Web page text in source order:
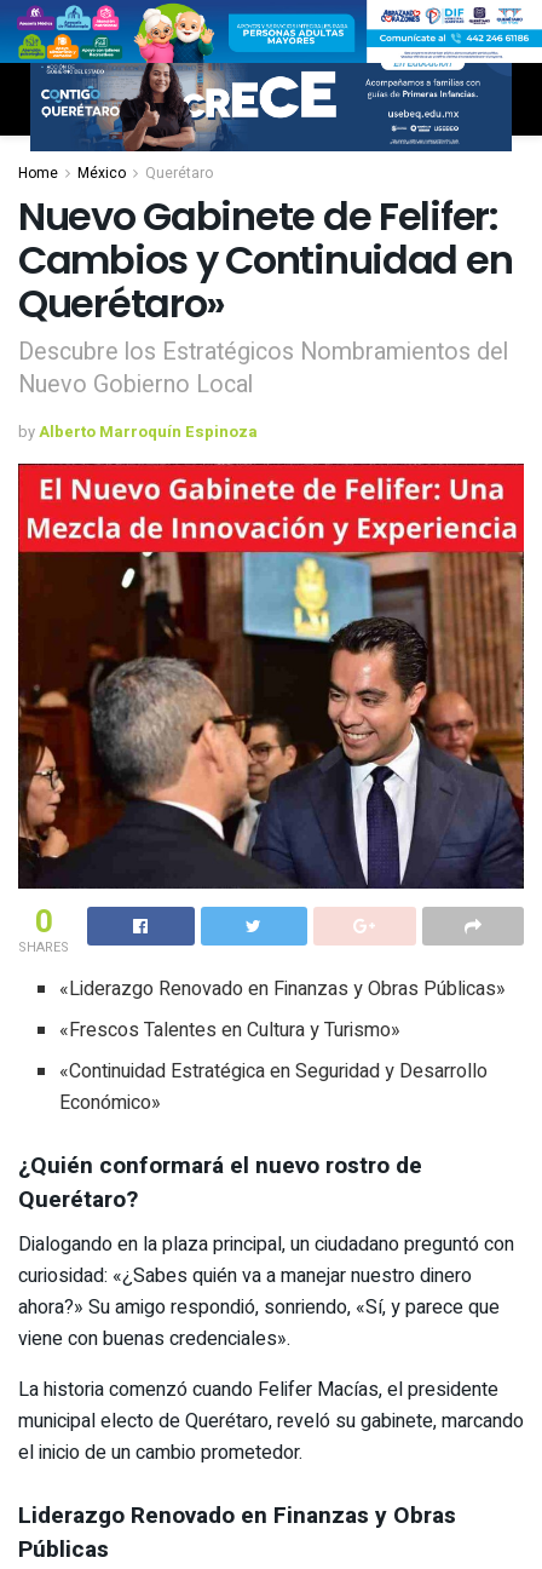
Home México Querétaro
Nuevo Gabinete de Felifer:
Cambios y Continuidad en
Querétaro»
Descubre los Estratégicos Nombramientos del
Nuevo Gobierno Local
byAlberto Marroquín Espinoza
0
SHARES
«Liderazgo Renovado en Finanzas y Obras Públicas»
«Frescos Talentes en Cultura y Turismo»
«Continuidad Estratégica en Seguridad y Desarrollo
Económico»
¿Quién conformará el nuevo rostro de
Querétaro?
Dialogando en la plaza principal, un ciudadano preguntó con
curiosidad: «¿Sabes quién va a manejar nuestro dinero
ahora?» Su amigo respondió, sonriendo, «Sí, y parece que
viene con buenas credenciales».
La historia comenzó cuando Felifer Macías, el presidente
municipal electo de Querétaro, reveló su gabinete, marcando
el inicio de un cambio prometedor.
Liderazgo Renovado en Finanzas y Obras
Públicas